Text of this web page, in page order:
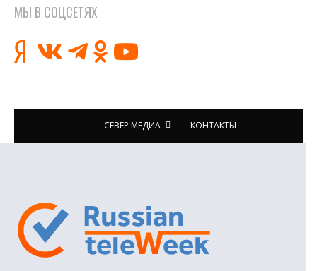
МЫ В СОЦСЕТЯХ
СЕВЕР МЕДИА КОНТАКТЫ